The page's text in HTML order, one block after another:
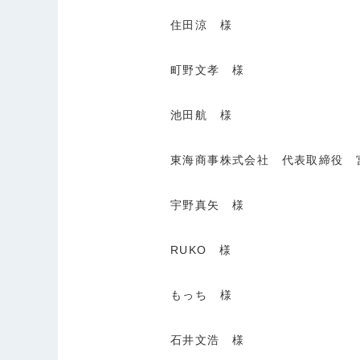
住田涼 様
町野文孝 様
池田航 様
東海商事株式会社 代表取締役
宇野真矢 様
RUKO 様
もっち 様
石井文浩 様